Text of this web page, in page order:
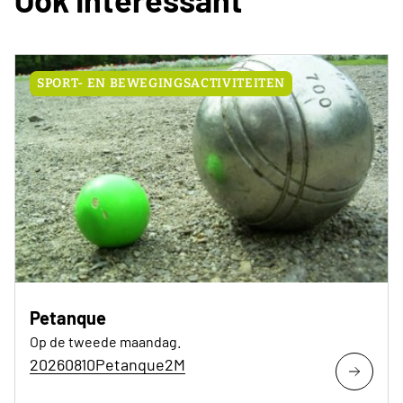
SPORT- EN BEWEGINGSACTIVITEITEN
Petanque
Op de tweede maandag.
20260810Petanque2M